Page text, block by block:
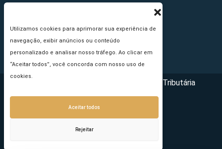
Utilizamos cookies para aprimorar sua experiência de
navegação, exibir anúncios ou conteúdo
personalizado e analisar nosso tráfego. Ao clicar em
“Aceitar todos”, você concorda com nosso uso de
cookies.
Aceitar todos
Rejeitar
Princípios Editoriais
Copyright © 2026 - Portal da Reforma Tributária